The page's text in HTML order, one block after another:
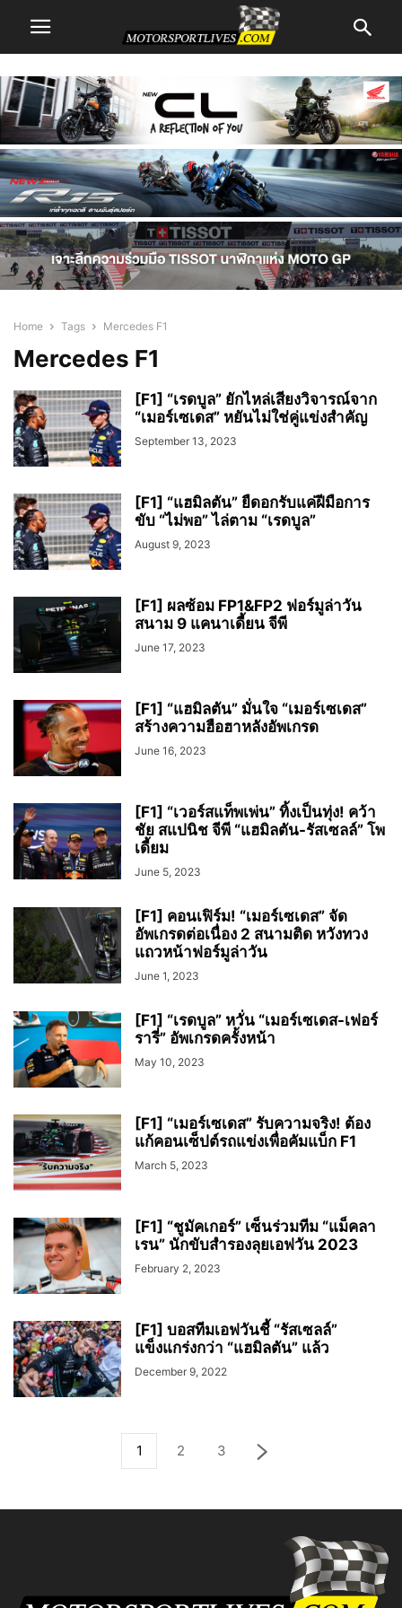
Home Tags Mercedes F1
Mercedes F1
[F1] “เรดบูล” ยักไหล่เสียงวิจารณ์จาก
“เมอร์เซเดส” หยันไม่ใช่คู่แข่งสำคัญ
September 13, 2023
[F1] “แฮมิลตัน” ยืดอกรับแค่ฝีมือการ
ขับ “ไม่พอ” ไล่ตาม “เรดบูล”
August 9, 2023
[F1] ผลซ้อม FP1&FP2 ฟอร์มูล่าวัน
สนาม 9 แคนาเดี้ยน จีพี
June 17, 2023
[F1] “แฮมิลตัน” มั่นใจ “เมอร์เซเดส”
สร้างความฮือฮาหลังอัพเกรด
June 16, 2023
[F1] “เวอร์สแท็พเพ่น” ทิ้งเป็นทุ่ง! คว้า
ชัย สแปนิช จีพี “แฮมิลตัน-รัสเซลล์” โพ
เดี้ยม
June 5, 2023
[F1] คอนเฟิร์ม! “เมอร์เซเดส” จัด
อัพเกรดต่อเนื่อง 2 สนามติด หวังทวง
แถวหน้าฟอร์มูล่าวัน
June 1, 2023
[F1] “เรดบูล” หวั่น “เมอร์เซเดส-เฟอร์
รารี่” อัพเกรดครั้งหน้า
May 10, 2023
[F1] “เมอร์เซเดส” รับความจริง! ต้อง
แก้คอนเซ็ปต์รถแข่งเพื่อคัมแบ็ก F1
March 5, 2023
[F1] “ชูมัคเกอร์” เซ็นร่วมทีม “แม็คลา
เรน” นักขับสำรองลุยเอฟวัน 2023
February 2, 2023
[F1] บอสทีมเอฟวันชี้ “รัสเซลล์”
แข็งแกร่งกว่า “แฮมิลตัน” แล้ว
December 9, 2022
1 2 3